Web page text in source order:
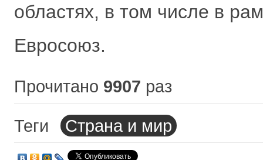
областях, в том числе в
Евросоюз.
Прочитано 9907 раз
Теги Страна и мир